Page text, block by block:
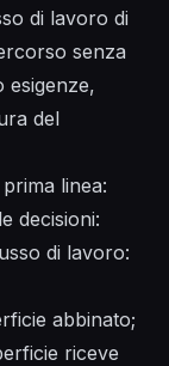
di lavoro di
senza
del
linea:
decisioni:
di lavoro:
abbinato;
riceve